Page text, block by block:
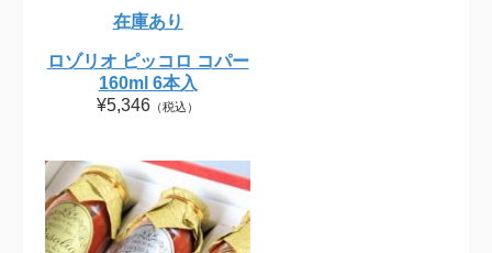
在庫あり
ロゾリオ ピッコロ コパー
160ml 6本入
¥5,346 （税込）